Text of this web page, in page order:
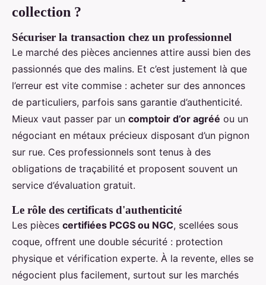
collection ?
Sécuriser la transaction chez un professionnel
Le marché des pièces anciennes attire aussi bien des
passionnés que des malins. Et c’est justement là que
l’erreur est vite commise : acheter sur des annonces
de particuliers, parfois sans garantie d’authenticité.
Mieux vaut passer par un comptoir d’or agréé ou un
négociant en métaux précieux disposant d’un pignon
sur rue. Ces professionnels sont tenus à des
obligations de traçabilité et proposent souvent un
service d’évaluation gratuit.
Le rôle des certificats d'authenticité
Les pièces certifiées PCGS ou NGC, scellées sous
coque, offrent une double sécurité : protection
physique et vérification experte. À la revente, elles se
négocient plus facilement, surtout sur les marchés